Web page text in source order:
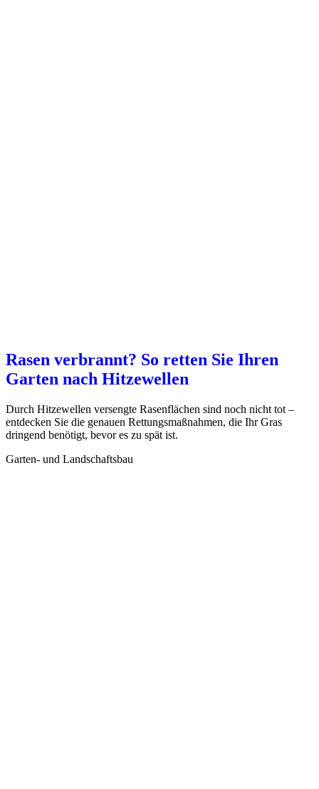
Rasen verbrannt? So retten Sie Ihren
Garten nach Hitzewellen
Durch Hitzewellen versengte Rasenflächen sind noch nicht tot –
entdecken Sie die genauen Rettungsmaßnahmen, die Ihr Gras
dringend benötigt, bevor es zu spät ist.
Garten- und Landschaftsbau